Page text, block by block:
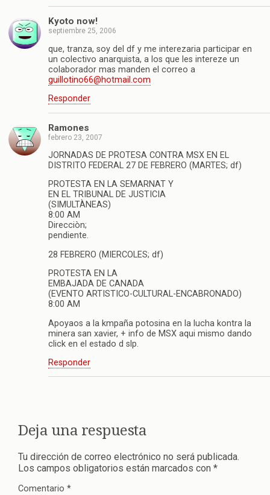
Kyoto now!
septiembre 25, 2006
que, tranza, soy del df y me interezaria participar en
un colectivo anarquista, a los que les intereze un
colaborador mas manden el correo a
guillotino66@hotmail.com
Responder
Ramones
febrero 23, 2007
JORNADAS DE PROTESA CONTRA MSX EN EL
DISTRITO FEDERAL 27 DE FEBRERO (MARTES; df)
PROTESTA EN LA SEMARNAT Y
EN EL TRIBUNAL DE JUSTICIA
(SIMULTÀNEAS)
8:00 AM
Direcciòn;
pendiente.
28 FEBRERO (MIERCOLES; df)
PROTESTA EN LA
EMBAJADA DE CANADA
(EVENTO ARTISTICO-CULTURAL-ENCABRONADO)
8:00 AM
Apoyaos a la kmpaña potosina en la lucha kontra la
minera san xavier, + info de MSX aqui mismo dando
click en el estado d slp.
Responder
Deja una respuesta
Tu dirección de correo electrónico no será publicada.
Los campos obligatorios están marcados con *
Comentario *